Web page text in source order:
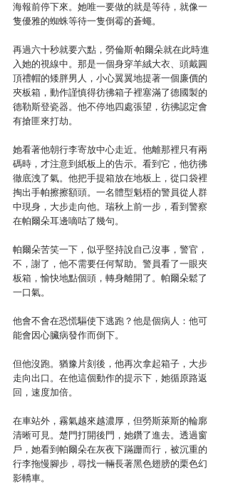
海報前停下來。她唯一要做的就是等待，就像一
隻優雅的蜘蛛等待一隻倒霉的蒼蠅。
再過六十秒就要六點，勞倫斯‧帕爾朵就在此時進
入她的視線中。那是一個身穿羊絨大衣、頭戴圓
頂禮帽的矮胖男人，小心翼翼地提著一個廉價的
夾板箱，動作謹慎得彷彿箱子裡塞滿了德國製的
德勒斯登瓷器。他不停地四處張望，彷彿認定會
有搶匪來打劫。
她看著他朝行李寄放中心走近。他離那裡只有兩
碼時，才注意到紙板上的告示。看到它，他彷彿
徹底洩了氣。他把手提箱放在地板上，從口袋裡
掏出手帕擦擦額頭。一名體型魁梧的警員從人群
中現身，大步走向他。瑞秋上前一步，看到警察
在帕爾朵耳邊嘀咕了幾句。
帕爾朵苦笑一下，似乎堅持說自己沒事，警官，
不，謝了，他不需要任何幫助。警員看了一眼夾
板箱，愉快地點個頭，轉身離開了。帕爾朵鬆了
一口氣。
他會不會在恐慌驅使下逃跑？他是個病人：他可
能會因心臟病發作而倒下。
但他沒跑。猶豫片刻後，他再次拿起箱子，大步
走向出口。在他這個動作的提示下，她循原路返
回，速度加倍。
在車站外，霧氣越來越濃厚，但勞斯萊斯的輪廓
清晰可見。楚門打開後門，她鑽了進去。透過窗
戶，她看到帕爾朵在灰夜下蹣跚而行，被沉重的
行李拖慢腳步，尋找一輛長著黑色翅膀的栗色幻
影轎車。